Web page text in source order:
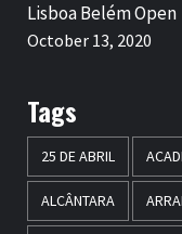
Lisboa Belém Open
October 13, 2020
Tags
25 DE ABRIL
ALCÂNTARA